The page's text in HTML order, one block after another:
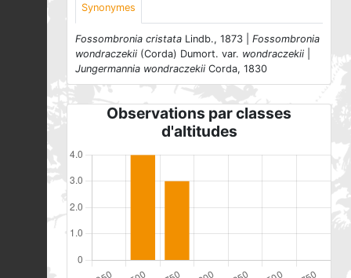
Synonymes
Fossombronia cristata Lindb., 1873 | Fossombronia
wondraczekii (Corda) Dumort. var. wondraczekii
Jungermannia wondraczekii Corda, 1830
Observations par classes
d'altitudes